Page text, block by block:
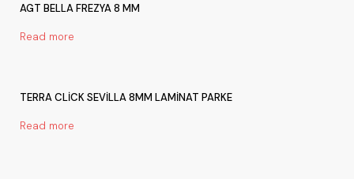
AGT BELLA FREZYA 8 MM
Read more
TERRA CLİCK SEVİLLA 8MM LAMİNAT PARKE
Read more